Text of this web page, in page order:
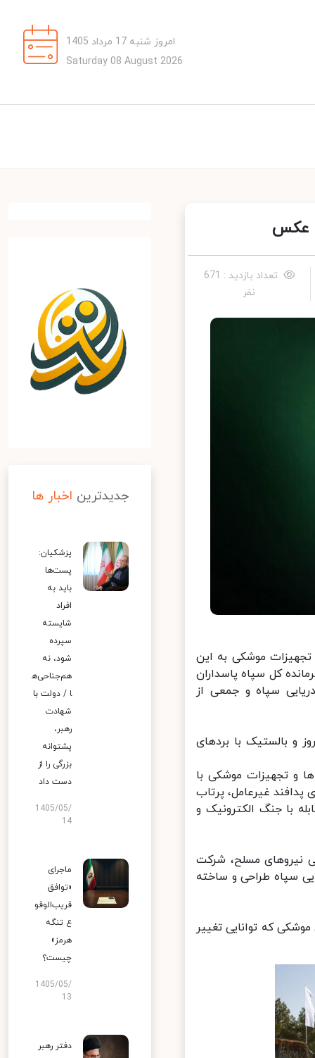
امروز شنبه 17 مرداد 1405
Saturday 08 August 2026
عکس
تعداد بازدید : 671
نفر
موشکی به این
فرمانده کل سپاه پاسداران
سپاه و جمعی از
بالستیک با بردهای
و تجهیزات موشکی با
غیرعامل، پرتاب
مقابله با جنگ الکترونیک و
نیروهای مسلح، شرکت
سپاه طراحی و ساخته
که توانایی تغییر
جدیدترین اخبار ها
پزشکیان:
پست‌ها
باید به
افراد
شایسته
سپرده
شود، نه
هم‌جناحی‌ه
ا / دولت با
شهادت
رهبر،
پشتوانه
بزرگی را از
دست داد
1405/05/
14
ماجرای
«توافق
قریب‌الوقو
ع تنگه
هرمز»
چیست؟
1405/05/
13
دفتر رهبر